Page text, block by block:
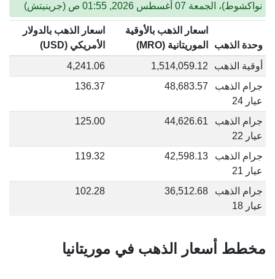
نواكشوط)، الجمعة 07 أغسطس 2026, 01:55 ص (جرينيتش)
وحدة الذهب
اسعار الذهب بالأوقية
الموريتانية (MRO)
اسعار الذهب بالدولار
الأمريكي (USD)
أوقية الذهب
1,514,059.12
4,241.06
جرام الذهب
عيار 24
48,683.57
136.37
جرام الذهب
عيار 22
44,626.61
125.00
جرام الذهب
عيار 21
42,598.13
119.32
جرام الذهب
عيار 18
36,512.68
102.28
مخطط أسعار الذهب في موريتانيا